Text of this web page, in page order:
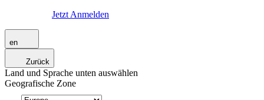
Jetzt Anmelden
en
Zurück
Land und Sprache unten auswählen
Geografische Zone